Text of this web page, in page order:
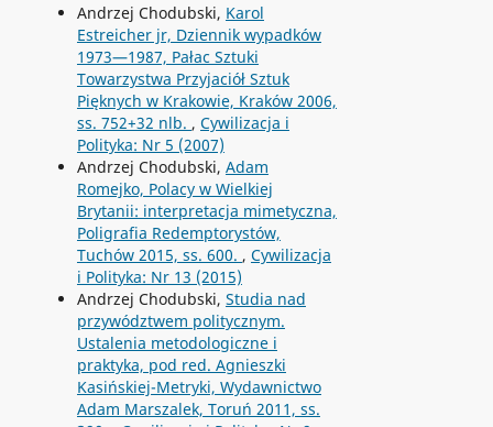
Andrzej Chodubski, Karol
Estreicher jr, Dziennik wypadków
1973—1987, Pałac Sztuki
Towarzystwa Przyjaciół Sztuk
Pięknych w Krakowie, Kraków 2006,
ss. 752+32 nlb. , Cywilizacja i
Polityka: Nr 5 (2007)
Andrzej Chodubski, Adam
Romejko, Polacy w Wielkiej
Brytanii: interpretacja mimetyczna,
Poligrafia Redemptorystów,
Tuchów 2015, ss. 600. , Cywilizacja
i Polityka: Nr 13 (2015)
Andrzej Chodubski, Studia nad
przywództwem politycznym.
Ustalenia metodologiczne i
praktyka, pod red. Agnieszki
Kasińskiej-Metryki, Wydawnictwo
Adam Marszalek, Toruń 2011, ss.